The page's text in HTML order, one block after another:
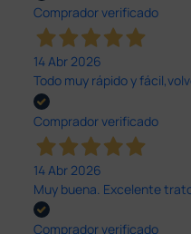
Comprador verificado
14 Abr 2026
Todo muy rápido y
Comprador verificado
14 Abr 2026
Muy buena. Excelente
Comprador verificado